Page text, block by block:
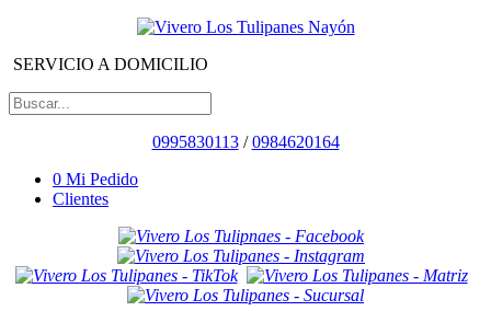
SERVICIO A DOMICILIO
0995830113/0984620164
0 Mi Pedido
Clientes